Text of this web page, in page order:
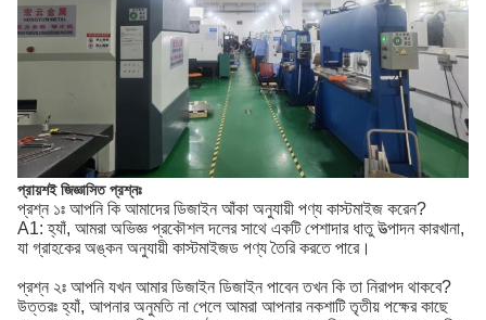
প্রায়শই জিজ্ঞাসিত প্রশ্নঃ
প্রশ্ন ১ঃ আপনি কি আমাদের ডিজাইন আঁকা অনুযায়ী পণ্য কাস্টমাইজ করেন?
A1: হ্যাঁ, আমরা অভিজ্ঞ প্রকৌশল দলের সাথে একটি পেশাদার ধাতু উত্পাদন কারখানা,
যা গ্রাহকের অঙ্কন অনুযায়ী কাস্টমাইজড পণ্য তৈরি করতে পারে।
প্রশ্ন ২ঃ আপনি যখন আমার ডিজাইন ডিজাইন পাবেন তখন কি তা নিরাপদ থাকবে?
উত্তরঃ হ্যাঁ, আপনার অনুমতি না পেলে আমরা আপনার নকশাটি তৃতীয় পক্ষের কাছে